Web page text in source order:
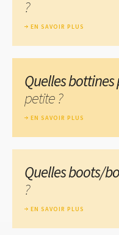
?
EN SAVOIR PLUS
Quelles
petite ?
EN SAVOIR PLUS
Quelles boots/
?
EN SAVOIR PLUS